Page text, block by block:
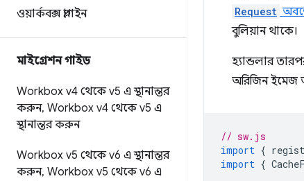
ওয়ার্কবক্স প্লাগইন
মাইগ্রেশন গাইড
Workbox v4 থেকে v5 এ স্থানান্তর
করুন, Workbox v4 থেকে v5 এ
স্থানান্তর করুন
Workbox v5 থেকে v6 এ স্থানান্তর
করুন, Workbox v5 থেকে v6 এ
Request
বুলিয়ান থাকে।
হ্যান্ডলার
অরিজিন ইমেজ
// sw.js
import {
import {